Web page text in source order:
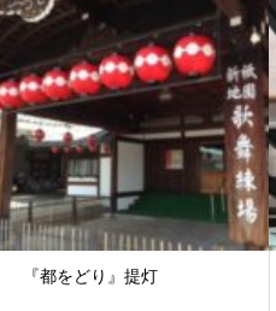
『都をどり』提灯